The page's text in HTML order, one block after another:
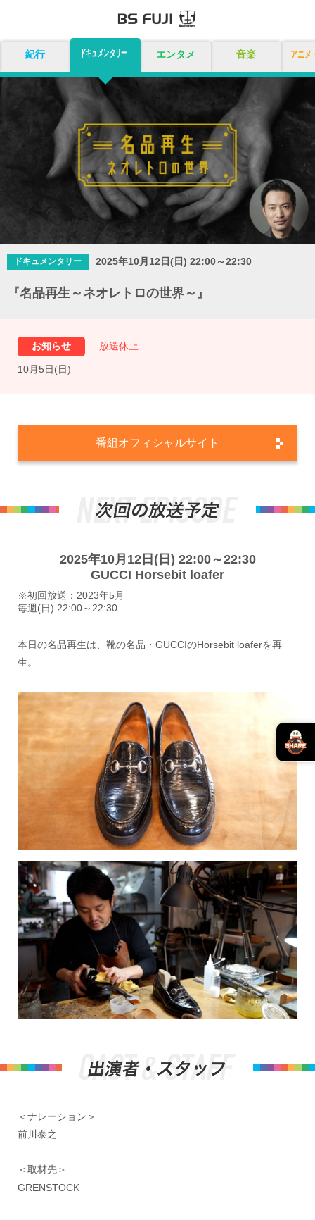
紀行 ドキュメンタリー エンタメ 音楽 アニメ
ドキュメンタリー 2025年10月12日(日) 22:00～22:30
『名品再生～ネオレトロの世界～』
お知らせ 放送休止
10月5日(日)
番組オフィシャルサイト
2025年10月12日(日) 22:00～22:30
GUCCI Horsebit loafer
※初回放送：2023年5月
毎週(日) 22:00～22:30
本日の名品再生は、靴の名品・GUCCIのHorsebit loaferを再
生。
＜ナレーション＞
前川泰之
＜取材先＞
GRENSTOCK